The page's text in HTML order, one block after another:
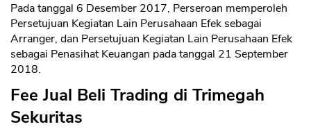
Pada tanggal 6 Desember 2017, Perseroan memperoleh
Persetujuan Kegiatan Lain Perusahaan Efek sebagai
Arranger, dan Persetujuan Kegiatan Lain Perusahaan Efek
sebagai Penasihat Keuangan pada tanggal 21 September
2018.
Fee Jual Beli Trading di Trimegah
Sekuritas